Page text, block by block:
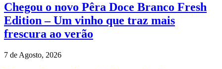
Chegou o novo Pêra Doce Branco Fresh
Edition – Um vinho que traz mais
frescura ao verão
7 de Agosto, 2026